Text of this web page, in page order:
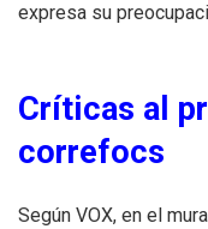
expresa su
Críticas al
correfocs
Según VOX, en el